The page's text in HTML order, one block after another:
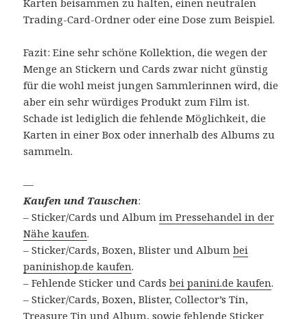
Karten beisammen zu halten, einen neutralen
Trading-Card-Ordner oder eine Dose zum Beispiel.
Fazit: Eine sehr schöne Kollektion, die wegen der
Menge an Stickern und Cards zwar nicht günstig
für die wohl meist jungen Sammlerinnen wird, die
aber ein sehr würdiges Produkt zum Film ist.
Schade ist lediglich die fehlende Möglichkeit, die
Karten in einer Box oder innerhalb des Albums zu
sammeln.
—
Kaufen und Tauschen:
– Sticker/Cards und Albumim Pressehandel in der
Nähe kaufen.
– Sticker/Cards, Boxen, Blister und Albumbei
paninishop.de kaufen.
– Fehlende Sticker und Cardsbei panini.de kaufen.
– Sticker/Cards, Boxen, Blister, Collector’s Tin,
Treasure Tin und Album, sowie fehlende Sticker